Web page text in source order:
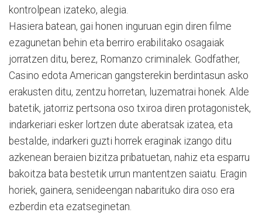
kontrolpean izateko, alegia.
Hasiera batean, gai honen inguruan egin diren filme
ezagunetan behin eta berriro erabilitako osagaiak
jorratzen ditu, berez, Romanzo criminalek. Godfather,
Casino edota American gangsterekin berdintasun asko
erakusten ditu, zentzu horretan, luzematrai honek. Alde
batetik, jatorriz pertsona oso txiroa diren protagonistek,
indarkeriari esker lortzen dute aberatsak izatea, eta
bestalde, indarkeri guzti horrek eraginak izango ditu
azkenean beraien bizitza pribatuetan, nahiz eta esparru
bakoitza bata bestetik urrun mantentzen saiatu. Eragin
horiek, gainera, senideengan nabarituko dira oso era
ezberdin eta ezatseginetan.